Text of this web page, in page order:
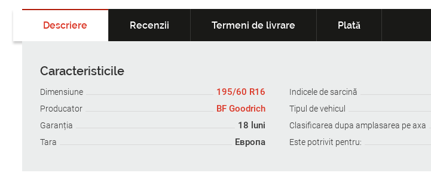
Descriere Recenzii Termeni de livrare Plată
Caracteristicile
Dimensiune 195/60 R16 Indicele de sarcină
Producator BF Goodrich Tipul de vehicul
Garanția 18 luni Clasificarea dupa amplasarea pe axa
Tara Европа Este potrivit pentru: